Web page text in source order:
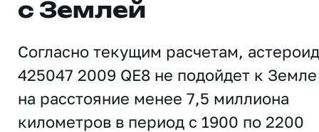
с Землей
Согласно текущим расчетам, астероид
425047 2009 QE8 не подойдет к Земле
на расстояние менее 7,5 миллиона
километров в период с 1900 по 2200